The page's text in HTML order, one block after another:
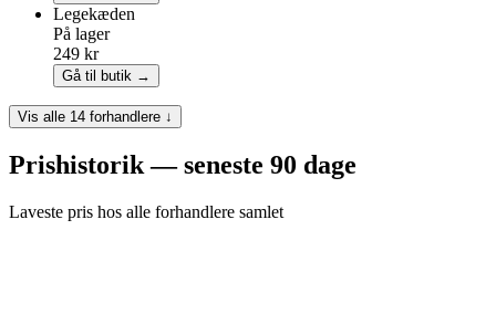
Legekæden
På lager
249 kr
Gå til butik →
Vis alle 14 forhandlere ↓
Prishistorik — seneste 90 dage
Laveste pris hos alle forhandlere samlet